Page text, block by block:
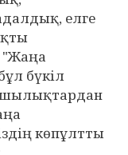
елге
"Жаңа
бүкіл
көпұлтты